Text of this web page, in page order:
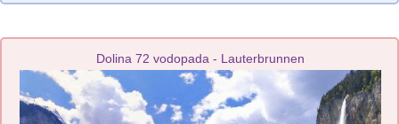
Dolina 72 vodopada - Lauterbrunnen